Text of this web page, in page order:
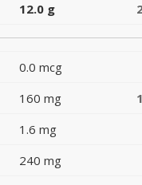
12.0 g
0.0 mcg
160 mg
1.6 mg
240 mg